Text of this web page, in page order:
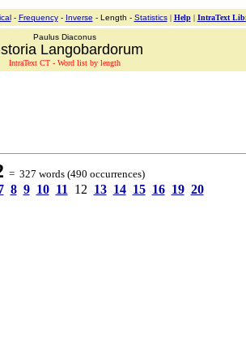
- Frequency- Inverse - Length - Statistics| Help| IntraText
Paulus Diaconus
Langobardorum
IntraText CT - Word list by length
= 327 words (490 occurrences)
8 9 10 11 12 13 14 15 16 19 20